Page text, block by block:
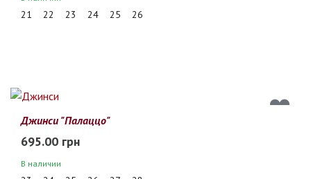
21 22 23 24 25 26
Джинси "Палаццо"
695.00 грн
В наличии